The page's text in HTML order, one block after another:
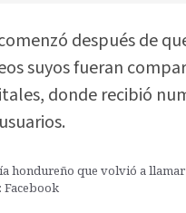
después de
suyos fueran
donde recibió
hondureño que volvió a
Facebook